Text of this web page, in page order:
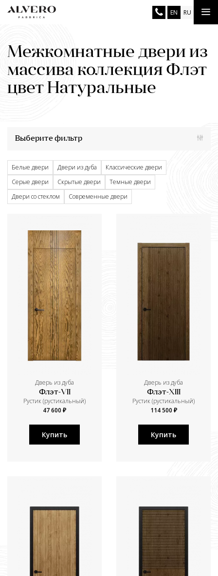
Перейти
EN RU
Межкомнатные двери из
массива коллекция Флэт
цвет Натуральные
Выберите фильтр
Белые двери Двери из дуба
Классические двери
Серые двери
Скрытые двери
Темные двери
Двери со стеклом
Современные двери
Дверь из дуба
Флэт-VII
Рустик (рустикальный)
47 600 ₽
Купить
Дверь из дуба
Флэт-XIII
Рустик (рустикальный)
114 500 ₽
Купить